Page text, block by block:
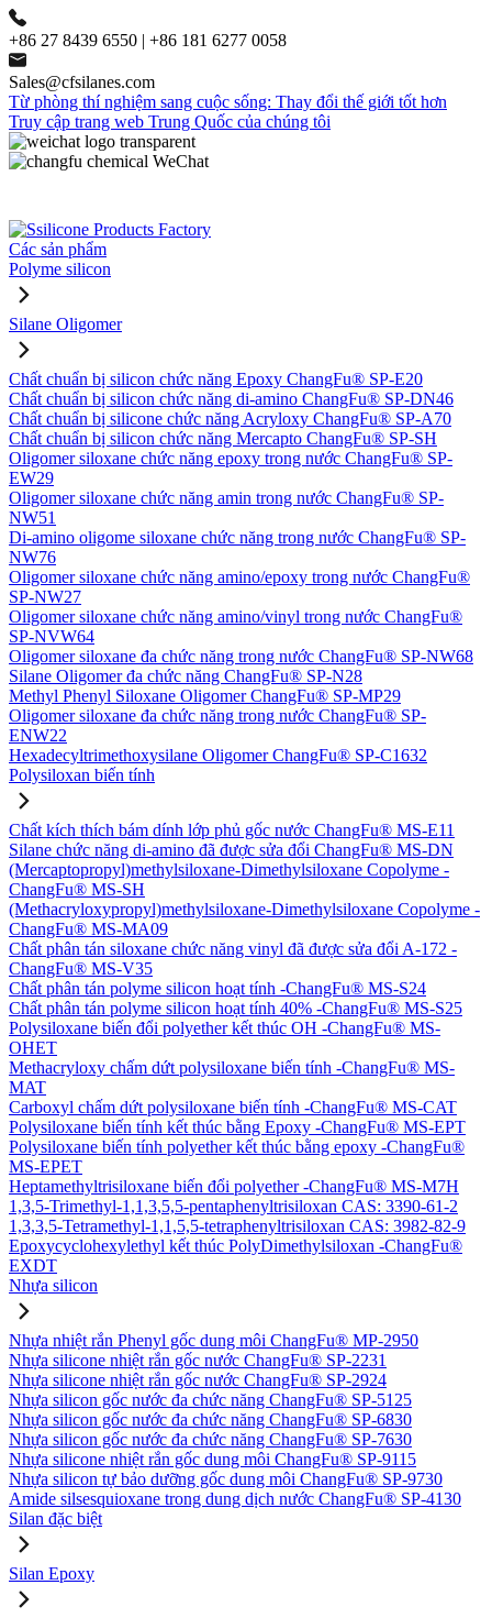
+86 27 8439 6550 | +86 181 6277 0058
Sales@cfsilanes.com
Từ phòng thí nghiệm sang cuộc sống: Thay đổi thế giới tốt hơn
Truy cập trang web Trung Quốc của chúng tôi
Các sản phẩm
Polyme silicon
Silane Oligomer
Chất chuẩn bị silicon chức năng Epoxy ChangFu® SP-E20
Chất chuẩn bị silicon chức năng di-amino ChangFu® SP-DN46
Chất chuẩn bị silicone chức năng Acryloxy ChangFu® SP-A70
Chất chuẩn bị silicon chức năng Mercapto ChangFu® SP-SH
Oligomer siloxane chức năng epoxy trong nước ChangFu® SP-
EW29
Oligomer siloxane chức năng amin trong nước ChangFu® SP-
NW51
Di-amino oligome siloxane chức năng trong nước ChangFu® SP-
NW76
Oligomer siloxane chức năng amino/epoxy trong nước ChangFu®
SP-NW27
Oligomer siloxane chức năng amino/vinyl trong nước ChangFu®
SP-NVW64
Oligomer siloxane đa chức năng trong nước ChangFu® SP-NW68
Silane Oligomer đa chức năng ChangFu® SP-N28
Methyl Phenyl Siloxane Oligomer ChangFu® SP-MP29
Oligomer siloxane đa chức năng trong nước ChangFu® SP-
ENW22
Hexadecyltrimethoxysilane Oligomer ChangFu® SP-C1632
Polysiloxan biến tính
Chất kích thích bám dính lớp phủ gốc nước ChangFu® MS-E11
Silane chức năng di-amino đã được sửa đổi ChangFu® MS-DN
(Mercaptopropyl)methylsiloxane-Dimethylsiloxane Copolyme -
ChangFu® MS-SH
(Methacryloxypropyl)methylsiloxane-Dimethylsiloxane Copolyme -
ChangFu® MS-MA09
Chất phân tán siloxane chức năng vinyl đã được sửa đổi A-172 -
ChangFu® MS-V35
Chất phân tán polyme silicon hoạt tính -ChangFu® MS-S24
Chất phân tán polyme silicon hoạt tính 40% -ChangFu® MS-S25
Polysiloxane biến đổi polyether kết thúc OH -ChangFu® MS-
OHET
Methacryloxy chấm dứt polysiloxane biến tính -ChangFu® MS-
MAT
Carboxyl chấm dứt polysiloxane biến tính -ChangFu® MS-CAT
Polysiloxane biến tính kết thúc bằng Epoxy -ChangFu® MS-EPT
Polysiloxane biến tính polyether kết thúc bằng epoxy -ChangFu®
MS-EPET
Heptamethyltrisiloxane biến đổi polyether -ChangFu® MS-M7H
1,3,5-Trimethyl-1,1,3,5,5-pentaphenyltrisiloxan CAS: 3390-61-2
1,3,3,5-Tetramethyl-1,1,5,5-tetraphenyltrisiloxan CAS: 3982-82-9
Epoxycyclohexylethyl kết thúc PolyDimethylsiloxan -ChangFu®
EXDT
Nhựa silicon
Nhựa nhiệt rắn Phenyl gốc dung môi ChangFu® MP-2950
Nhựa silicone nhiệt rắn gốc nước ChangFu® SP-2231
Nhựa silicone nhiệt rắn gốc nước ChangFu® SP-2924
Nhựa silicon gốc nước đa chức năng ChangFu® SP-5125
Nhựa silicon gốc nước đa chức năng ChangFu® SP-6830
Nhựa silicon gốc nước đa chức năng ChangFu® SP-7630
Nhựa silicone nhiệt rắn gốc dung môi ChangFu® SP-9115
Nhựa silicon tự bảo dưỡng gốc dung môi ChangFu® SP-9730
Amide silsesquioxane trong dung dịch nước ChangFu® SP-4130
Silan đặc biệt
Silan Epoxy